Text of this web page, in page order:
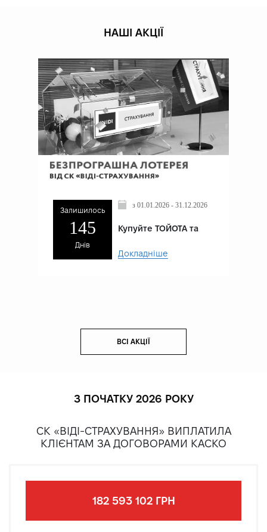
НАШІ АКЦІЇ
Залишилось
145
Днів
з 01.01.2026 - 31.12.2026
Купуйте ТОЙОТА та
отримайте подарунок
Докладніше
ВСІ АКЦІЇ
З ПОЧАТКУ 2026 РОКУ
СК «ВІДІ-СТРАХУВАННЯ» ВИПЛАТИЛА
КЛІЄНТАМ ЗА ДОГОВОРАМИ КАСКО
182 593 102 ГРН